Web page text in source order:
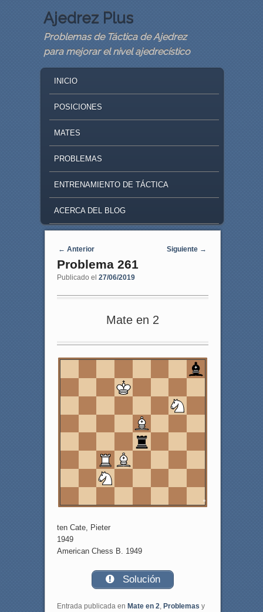
Ajedrez Plus
Problemas de Táctica de Ajedrez
para mejorar el nivel ajedrecístico
SKIP TO PRIMARY CONTENT
SKIP TO SECONDARY CONTENT
INICIO
POSICIONES
MATES
PROBLEMAS
ENTRENAMIENTO DE TÁCTICA
ACERCA DEL BLOG
Navegaci�n de entradas
← Anterior Siguiente →
Problema 261
Publicado el 27/06/2019
Mate en 2
ten Cate, Pieter
1949
American Chess B. 1949
Solución
Entrada publicada en Mate en 2, Problemas y